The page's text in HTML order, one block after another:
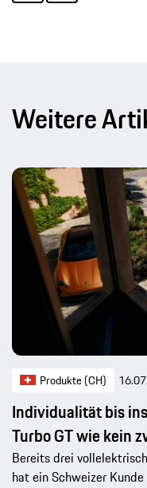
Weitere
Produkte (CH)
Individualität bis
Turbo GT wie kein
Bereits drei
hat ein Schweizer